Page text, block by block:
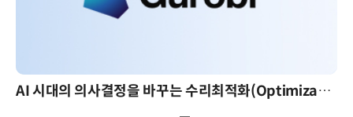
AI 시대의 의사결정을 바꾸는 수리최적화(Optimization): 실제 산업 적용 사례와 활용 전략